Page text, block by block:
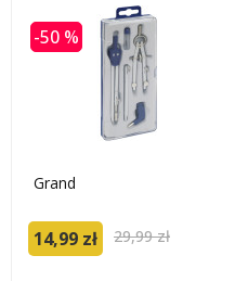
-50 %
Grand
14,99 zł 29,99 zł